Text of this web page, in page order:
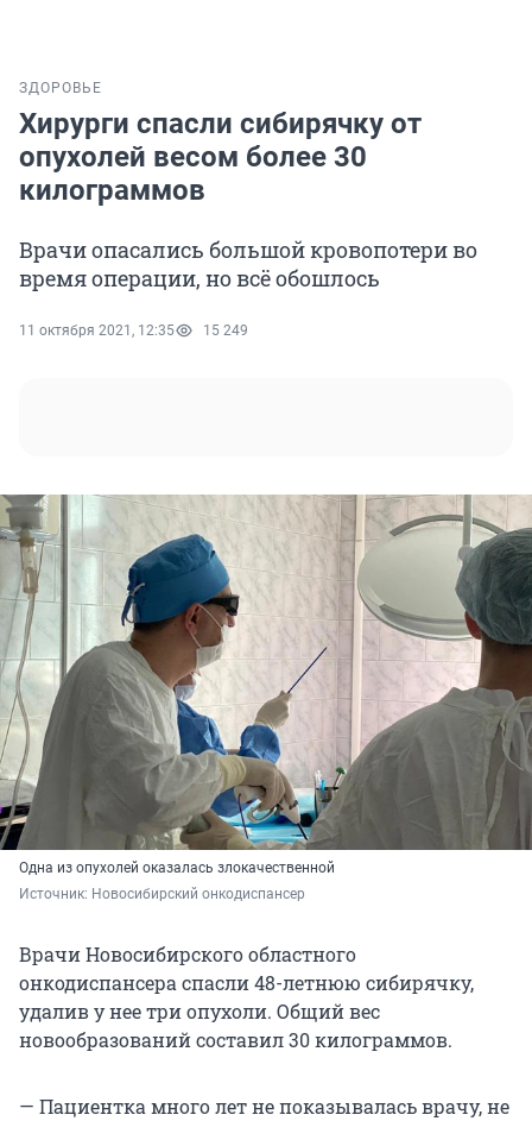
ЗДОРОВЬЕ
Хирурги спасли сибирячку от
опухолей весом более 30
килограммов
Врачи опасались большой кровопотери во
время операции, но всё обошлось
11 октября 2021, 12:35 15 249
Одна из опухолей оказалась злокачественной
Источник: Новосибирский онкодиспансер
Врачи Новосибирского областного
онкодиспансера спасли 48-летнюю сибирячку,
удалив у нее три опухоли. Общий вес
новообразований составил 30 килограммов.
— Пациентка много лет не показывалась врачу, не